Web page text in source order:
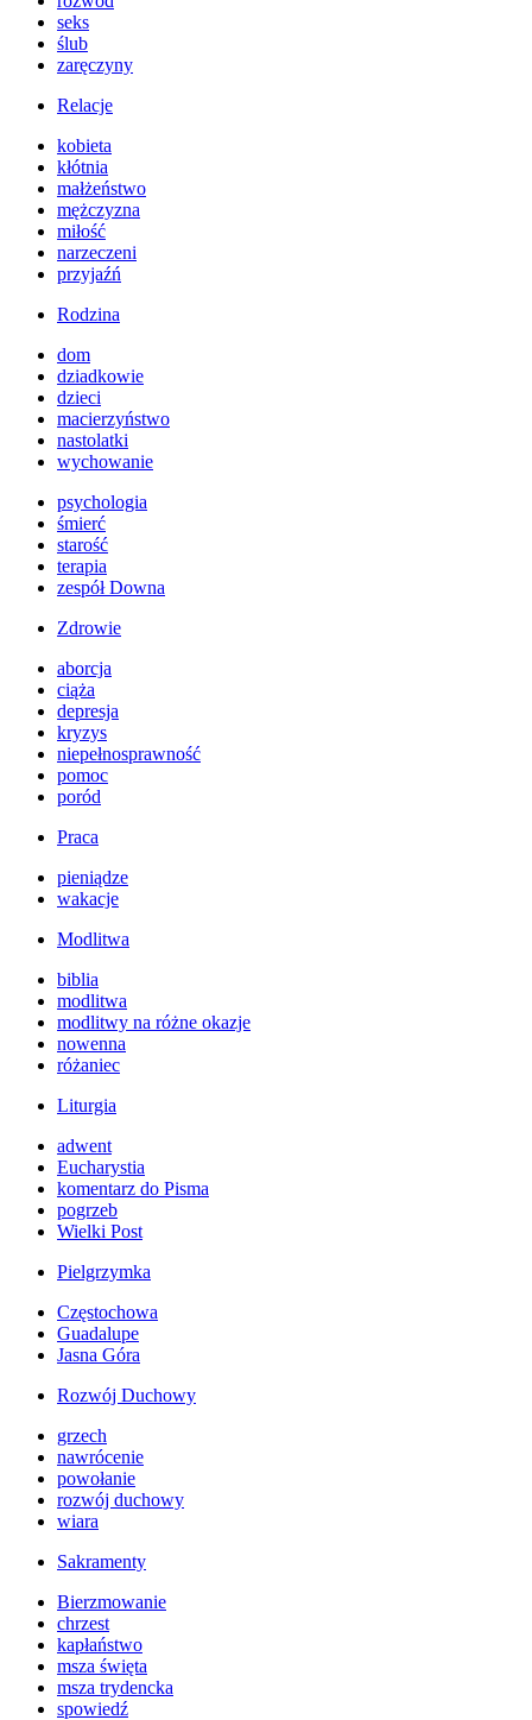
seks
ślub
zaręczyny
Relacje
kobieta
kłótnia
małżeństwo
mężczyzna
miłość
narzeczeni
przyjaźń
Rodzina
dom
dziadkowie
dzieci
macierzyństwo
nastolatki
wychowanie
psychologia
śmierć
starość
terapia
zespół Downa
Zdrowie
aborcja
ciąża
depresja
kryzys
niepełnosprawność
pomoc
poród
Praca
pieniądze
wakacje
Modlitwa
biblia
modlitwa
modlitwy na różne okazje
nowenna
różaniec
Liturgia
adwent
Eucharystia
komentarz do Pisma
pogrzeb
Wielki Post
Pielgrzymka
Częstochowa
Guadalupe
Jasna Góra
Rozwój Duchowy
grzech
nawrócenie
powołanie
rozwój duchowy
wiara
Sakramenty
Bierzmowanie
chrzest
kapłaństwo
msza święta
msza trydencka
spowiedź